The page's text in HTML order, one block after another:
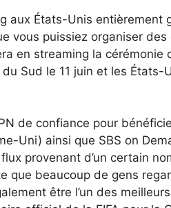
aux États-Unis
vous puissiez organiser
en streaming la cérémonie
Sud le 11 juin et les États-
de confiance pour
Uni) ainsi que SBS on
provenant d’un certain
que beaucoup de gens
être l’un des